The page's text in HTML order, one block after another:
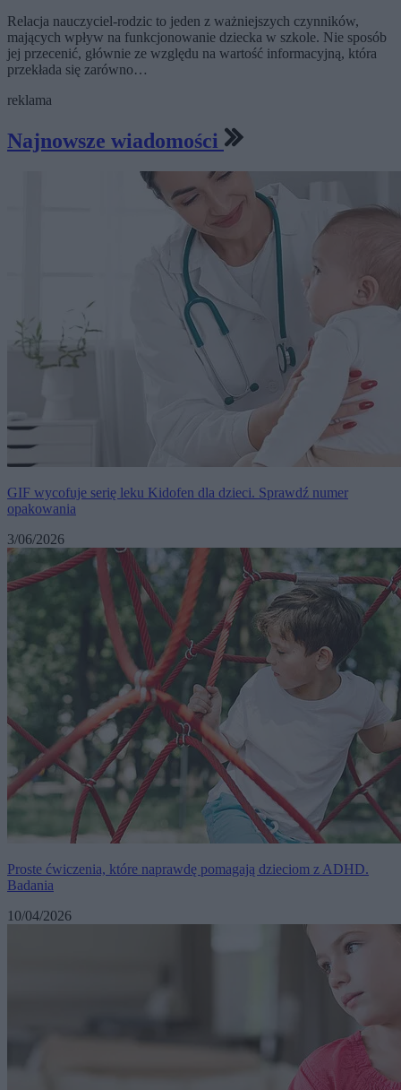
Relacja nauczyciel-rodzic to jeden z ważniejszych czynników,
mających wpływ na funkcjonowanie dziecka w szkole. Nie sposób
jej przecenić, głównie ze względu na wartość informacyjną, która
przekłada się zarówno…
reklama
Najnowsze wiadomości
GIF wycofuje serię leku Kidofen dla dzieci. Sprawdź numer
opakowania
3/06/2026
Proste ćwiczenia, które naprawdę pomagają dzieciom z ADHD.
Badania
10/04/2026